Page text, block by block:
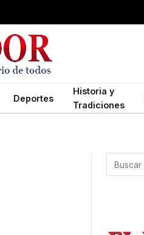
Deportes
Historia y
Tradiciones